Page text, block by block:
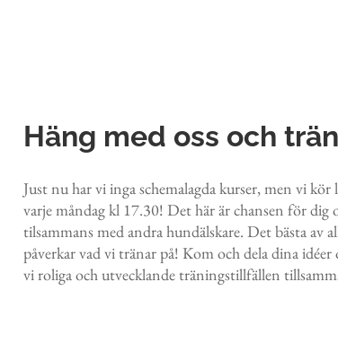
Häng med oss och
Just nu har vi inga schemalagda kurser, men vi
varje måndag kl 17.30! Det här är chansen för
tilsammans med andra hundälskare. Det bästa av
påverkar vad vi tränar på! Kom och dela dina idéer
vi roliga och utvecklande träningstillfällen